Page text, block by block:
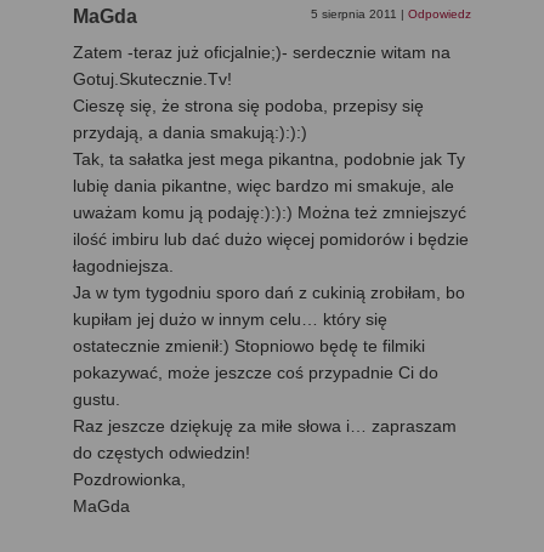
MaGda 5 sierpnia 2011 Odpowiedz
Zatem -teraz już oficjalnie;)- serdecznie witam na
Gotuj.Skutecznie.Tv!
Cieszę się, że strona się podoba, przepisy się
przydają, a dania smakują:):):)
Tak, ta sałatka jest mega pikantna, podobnie jak Ty
lubię dania pikantne, więc bardzo mi smakuje, ale
uważam komu ją podaję:):):) Można też zmniejszyć
ilość imbiru lub dać dużo więcej pomidorów i będzie
łagodniejsza.
Ja w tym tygodniu sporo dań z cukinią zrobiłam, bo
kupiłam jej dużo w innym celu… który się
ostatecznie zmienił:) Stopniowo będę te filmiki
pokazywać, może jeszcze coś przypadnie Ci do
gustu.
Raz jeszcze dziękuję za miłe słowa i… zapraszam
do częstych odwiedzin!
Pozdrowionka,
MaGda